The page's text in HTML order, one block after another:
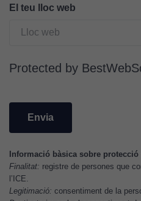
El teu lloc web
Protected by
Informació bàsica sobre protecció
Finalitat: registre de persones que
l’ICE.
Legitimació: consentiment de la